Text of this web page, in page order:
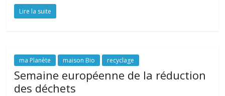
Lire la suite
ma Planète maison Bio recyclage
Semaine européenne de la réduction
des déchets